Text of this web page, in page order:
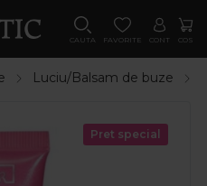
CAUTA FAVORITE CONT COS
Luciu/Balsam de buze
Pret special